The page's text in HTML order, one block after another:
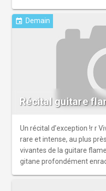
majeures dans notre
turbulence les convictions,
élargir notre champ de
conventions. Leur attitude,
XXe siècle à aujourd’hui,
event Demain
Récital guitare
Un récital d’exception !r r
rare et intense, au plus
vivantes de la guitare
gitane profondément
commence la guitare à